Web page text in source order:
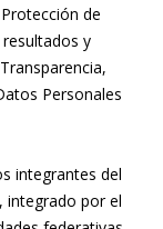
de
y
Personales
integrantes del
integrado por el